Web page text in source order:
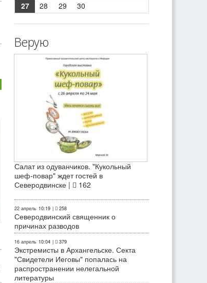
27
28 29 30
Верую
Салат из одуванчиков. "Кукольный
шеф-повар" ждет гостей в
Северодвинске |
162
22 апрель 10:19 | 258
Северодвинский священник о
причинах разводов
16 апрель 10:04 | 379
Экстремисты в Архангельске. Секта
"Свидетели Иеговы" попалась на
распространении нелегальной
литературы